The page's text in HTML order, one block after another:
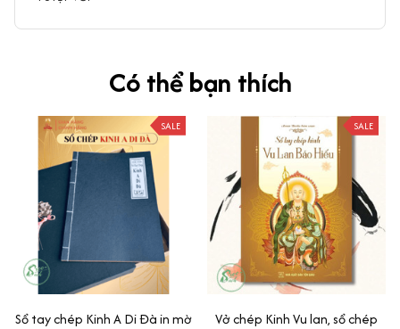
Có thể bạn thích
SALE
Sổ tay chép Kinh A Di Đà in mờ
SALE
Vở chép Kinh Vu lan, sổ chép